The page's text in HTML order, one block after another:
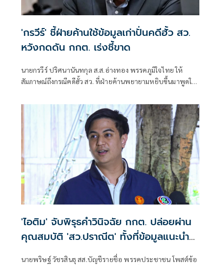
'กรวีร์' ชี้ฝ่ายค้านใช้ข้อมูลเก่าปั่นคดีฮั้ว สว.
หวังกดดัน กกต. เร่งชี้ขาด
นายกรวีร์ ปริศนานันทกุล ส.ส.อ่างทอง พรรคภูมิใจไทย ให้
สัมภาษณ์ถึงกรณีคดีฮั้ว สว. ที่ฝ่ายค้านพยายามหยิบขึ้นมาพูดใน
ไม่ได้กังวล เพราะทั้งหมดอยู่ในขั้นตอนของ คณะกรรมการการ
'ไอติม' จับพิรุธคำวินิจฉัย กกต. ปล่อยผ่าน
คุณสมบัติ 'สว.ปราณีต' ทั้งที่ข้อมูลแนะนำ
นายพริษฐ์ วัชรสินธุ สส.บัญชีรายชื่อ พรรคประชาชน โพสต์ข้อ